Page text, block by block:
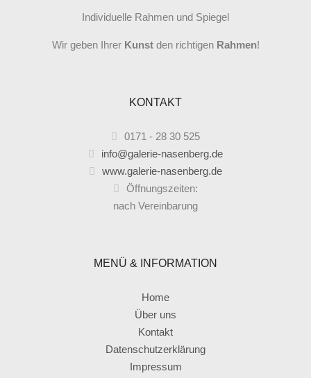
Individuelle Rahmen und Spiegel
Wir geben Ihrer Kunstden richtigen Rahmen!
KONTAKT
0171 - 28 30 525
info@galerie-nasenberg.de
www.galerie-nasenberg.de
Öffnungszeiten:
nach Vereinbarung
MENÜ & INFORMATION
Home
Über uns
Kontakt
Datenschutzerklärung
Impressum